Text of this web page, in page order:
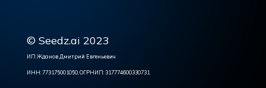
© Seedz.ai 2023
ИП Жданов Дмитрий Евгеньевич
ИНН: 773175001050, ОГРНИП: 317774600330731